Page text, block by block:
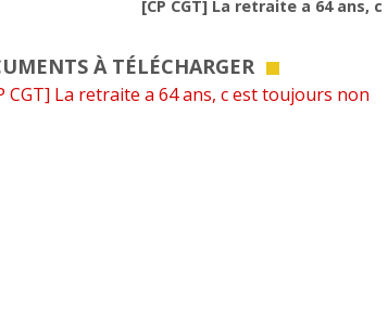
[CP CGT] La retraite a 64 ans,
À TÉLÉCHARGER
CGT] La retraite a 64 ans, c est toujours non